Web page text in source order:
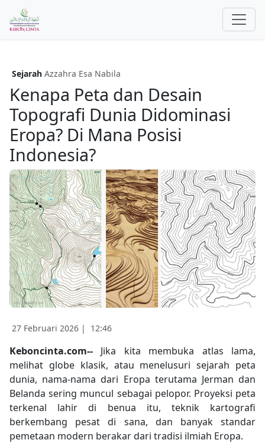
Sejarah Azzahra Esa Nabila
Kenapa Peta dan Desain
Topografi Dunia Didominasi
Eropa? Di Mana Posisi
Indonesia?
27 Februari 2026 | 12:46
Keboncinta.com-- Jika kita membuka atlas lama,
melihat globe klasik, atau menelusuri sejarah peta
dunia, nama-nama dari Eropa terutama Jerman dan
Belanda sering muncul sebagai pelopor. Proyeksi peta
terkenal lahir di benua itu, teknik kartografi
berkembang pesat di sana, dan banyak standar
pemetaan modern berakar dari tradisi ilmiah Eropa.